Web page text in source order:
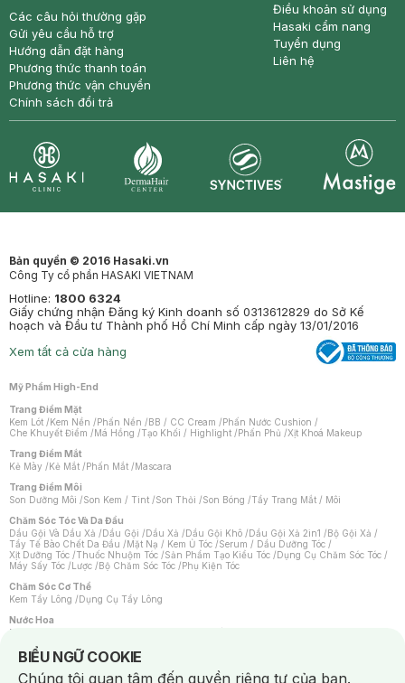
Các câu hỏi thường gặp
Gửi yêu cầu hỗ trợ
Hướng dẫn đặt hàng
Phương thức thanh toán
Phương thức vận chuyển
Chính sách đổi trả
Điều khoản sử dụng
Hasaki cẩm nang
Tuyển dụng
Liên hệ
Bản quyền © 2016 Hasaki.vn
Công Ty cổ phần HASAKI VIETNAM
Hotline: 1800 6324
Giấy chứng nhận Đăng ký Kinh doanh số 0313612829 do Sở Kế
hoạch và Đầu tư Thành phố Hồ Chí Minh cấp ngày 13/01/2016
Xem tất cả cửa hàng
Mỹ Phẩm High-End
Trang Điểm Mặt
Kem Lót /Kem Nền /Phấn Nền /BB / CC Cream /Phấn Nước Cushion /
Che Khuyết Điểm /Má Hồng /Tạo Khối / Highlight /Phấn Phủ /Xịt Khoá Makeup
Trang Điểm Mắt
Kẻ Mày /Kẻ Mắt /Phấn Mắt /Mascara
Trang Điểm Môi
Son Dưỡng Môi /Son Kem / Tint /Son Thỏi /Son Bóng /Tẩy Trang Mắt / Môi
Chăm Sóc Tóc Và Da Đầu
Dầu Gội Và Dầu Xả /Dầu Gội /Dầu Xả /Dầu Gội Khô /Dầu Gội Xả 2in1 /Bộ Gội Xả /
Tẩy Tế Bào Chết Da Đầu /Mặt Nạ / Kem Ủ Tóc /Serum / Dầu Dưỡng Tóc /
Xịt Dưỡng Tóc /Thuốc Nhuộm Tóc /Sản Phẩm Tạo Kiểu Tóc /Dụng Cụ Chăm Sóc Tóc /
Máy Sấy Tóc /Lược /Bộ Chăm Sóc Tóc /Phụ Kiện Tóc
Chăm Sóc Cơ Thể
Kem Tẩy Lông /Dụng Cụ Tẩy Lông
Nước Hoa
Nước Hoa Nữ
Chăm Sóc Cá Nhân
Chống Muỗi /Khẩu Trang /Máy Massage/Mặt Nạ Xông Hơi /Nước Rửa Tay/
BIỂU NGỮ COOKIE
Notice about cookies usage
Chúng tôi quan tâm đến quyền riêng tư của bạn.